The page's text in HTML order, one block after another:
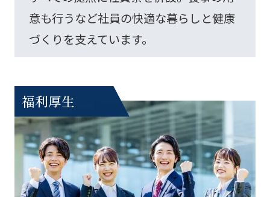
意も行うなど社員の快適な暮らしと健康
づくりを支えています。
福利厚生